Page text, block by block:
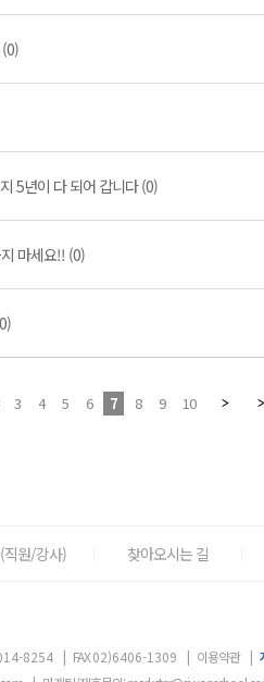
5년이 다 되어 갑니다 (0)
마세요!! (0)
3 4 5 6 7 8 9 10
직원/강사) 찾아오시는 길
8254 | FAX02)6406-1309 | 이용약관 |